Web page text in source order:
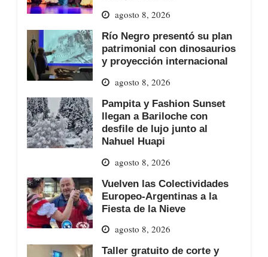
agosto 8, 2026
Río Negro presentó su plan
patrimonial con dinosaurios
y proyección internacional
agosto 8, 2026
Pampita y Fashion Sunset
llegan a Bariloche con
desfile de lujo junto al
Nahuel Huapi
agosto 8, 2026
Vuelven las Colectividades
Europeo-Argentinas a la
Fiesta de la Nieve
agosto 8, 2026
Taller gratuito de corte y